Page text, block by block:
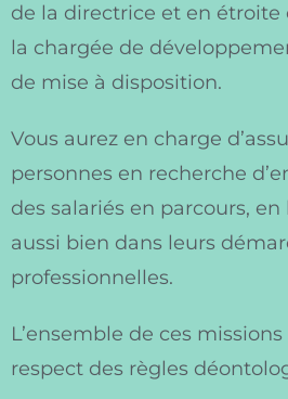
de la directrice et en étroite
la chargée de
de mise à disposition.
Vous aurez en charge
personnes en recherche
des salariés en parcours,
aussi bien dans leurs
professionnelles.
L’ensemble de ces
respect des règles